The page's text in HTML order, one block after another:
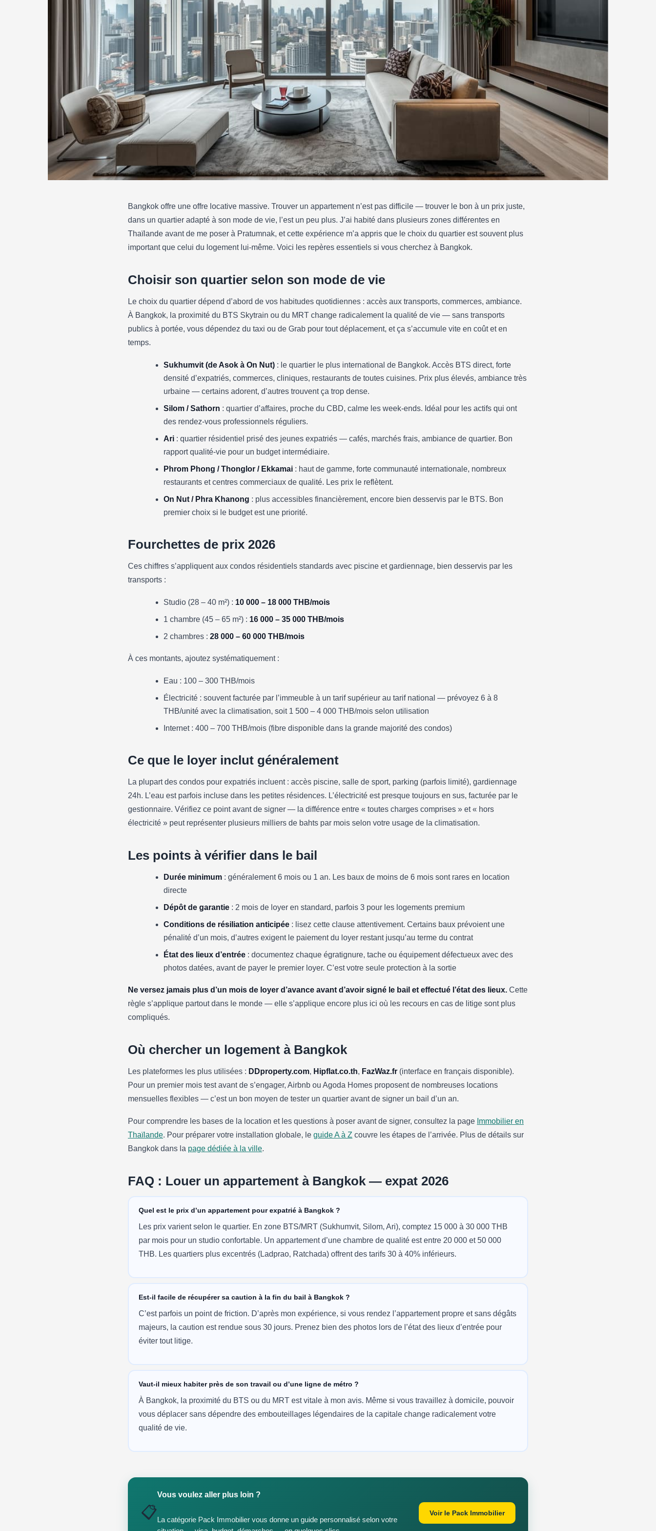
Louer un appartement à Bangkok en 2026 :
quartiers, prix et pièges du bail
4 min de lecture
Bangkok offre une offre locative massive. Trouver un appartement n’est pas difficile — trouver le bon à un prix juste,
dans un quartier adapté à son mode de vie, l’est un peu plus. J’ai habité dans plusieurs zones différentes en
Thaïlande avant de me poser à Pratumnak, et cette expérience m’a appris que le choix du quartier est souvent plus
important que celui du logement lui-même. Voici les repères essentiels si vous cherchez à Bangkok.
Choisir son quartier selon son mode de vie
Le choix du quartier dépend d’abord de vos habitudes quotidiennes : accès aux transports, commerces, ambiance.
À Bangkok, la proximité du BTS Skytrain ou du MRT change radicalement la qualité de vie — sans transports
publics à portée, vous dépendez du taxi ou de Grab pour tout déplacement, et ça s’accumule vite en coût et en
temps.
Sukhumvit (de Asok à On Nut) : le quartier le plus international de Bangkok. Accès BTS direct, forte
densité d’expatriés, commerces, cliniques, restaurants de toutes cuisines. Prix plus élevés, ambiance très
urbaine — certains adorent, d’autres trouvent ça trop dense.
Silom / Sathorn : quartier d’affaires, proche du CBD, calme les week-ends. Idéal pour les actifs qui ont
des rendez-vous professionnels réguliers.
Ari : quartier résidentiel prisé des jeunes expatriés — cafés, marchés frais, ambiance de quartier. Bon
rapport qualité-vie pour un budget intermédiaire.
Phrom Phong / Thonglor / Ekkamai : haut de gamme, forte communauté internationale, nombreux
restaurants et centres commerciaux de qualité. Les prix le reflètent.
On Nut / Phra Khanong : plus accessibles financièrement, encore bien desservis par le BTS. Bon
premier choix si le budget est une priorité.
Fourchettes de prix 2026
Ces chiffres s’appliquent aux condos résidentiels standards avec piscine et gardiennage, bien desservis par les
transports :
Studio (28 – 40 m²) : 10 000 – 18 000 THB/mois
1 chambre (45 – 65 m²) : 16 000 – 35 000 THB/mois
2 chambres : 28 000 – 60 000 THB/mois
À ces montants, ajoutez systématiquement :
Eau : 100 – 300 THB/mois
Électricité : souvent facturée par l’immeuble à un tarif supérieur au tarif national — prévoyez 6 à 8
THB/unité avec la climatisation, soit 1 500 – 4 000 THB/mois selon utilisation
Internet : 400 – 700 THB/mois (fibre disponible dans la grande majorité des condos)
Ce que le loyer inclut généralement
La plupart des condos pour expatriés incluent : accès piscine, salle de sport, parking (parfois limité), gardiennage
24h. L’eau est parfois incluse dans les petites résidences. L’électricité est presque toujours en sus, facturée par le
gestionnaire. Vérifiez ce point avant de signer — la différence entre « toutes charges comprises » et « hors
électricité » peut représenter plusieurs milliers de bahts par mois selon votre usage de la climatisation.
Les points à vérifier dans le bail
Durée minimum : généralement 6 mois ou 1 an. Les baux de moins de 6 mois sont rares en location
directe
Dépôt de garantie : 2 mois de loyer en standard, parfois 3 pour les logements premium
Conditions de résiliation anticipée : lisez cette clause attentivement. Certains baux prévoient une
pénalité d’un mois, d’autres exigent le paiement du loyer restant jusqu’au terme du contrat
État des lieux d’entrée : documentez chaque égratignure, tache ou équipement défectueux avec des
photos datées, avant de payer le premier loyer. C’est votre seule protection à la sortie
Ne versez jamais plus d’un mois de loyer d’avance avant d’avoir signé le bail et effectué l’état des lieux. Cette
règle s’applique partout dans le monde — elle s’applique encore plus ici où les recours en cas de litige sont plus
compliqués.
Où chercher un logement à Bangkok
Les plateformes les plus utilisées : DDproperty.com, Hipflat.co.th, FazWaz.fr (interface en français disponible).
Pour un premier mois test avant de s’engager, Airbnb ou Agoda Homes proposent de nombreuses locations
mensuelles flexibles — c’est un bon moyen de tester un quartier avant de signer un bail d’un an.
Pour comprendre les bases de la location et les questions à poser avant de signer, consultez la page Immobilier en
Thaïlande. Pour préparer votre installation globale, le guide A à Z couvre les étapes de l’arrivée. Plus de détails sur
Bangkok dans la page dédiée à la ville.
FAQ : Louer un appartement à Bangkok — expat 2026
Quel est le prix d’un appartement pour expatrié à Bangkok ?
Les prix varient selon le quartier. En zone BTS/MRT (Sukhumvit, Silom, Ari), comptez 15 000 à 30 000 THB
par mois pour un studio confortable. Un appartement d’une chambre de qualité est entre 20 000 et 50 000
THB. Les quartiers plus excentrés (Ladprao, Ratchada) offrent des tarifs 30 à 40% inférieurs.
Est-il facile de récupérer sa caution à la fin du bail à Bangkok ?
C’est parfois un point de friction. D’après mon expérience, si vous rendez l’appartement propre et sans dégâts
majeurs, la caution est rendue sous 30 jours. Prenez bien des photos lors de l’état des lieux d’entrée pour
éviter tout litige.
Vaut-il mieux habiter près de son travail ou d’une ligne de métro ?
À Bangkok, la proximité du BTS ou du MRT est vitale à mon avis. Même si vous travaillez à domicile, pouvoir
vous déplacer sans dépendre des embouteillages légendaires de la capitale change radicalement votre
qualité de vie.
📋
Vous voulez aller plus loin ?
La catégorie Pack Immobilier vous donne un guide personnalisé selon votre
Voir le Pack Immobilier